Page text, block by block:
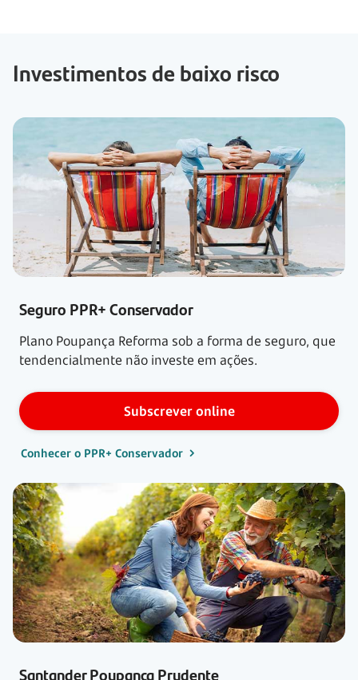
Investimentos de baixo risco
Seguro PPR+ Conservador
Plano Poupança Reforma sob a forma de seguro, que
tendencialmente não investe em ações.
Subscrever online
Conhecer o PPR+ Conservador
Santander Poupança Prudente